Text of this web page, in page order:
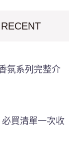
RECENT
氛系列完整介
買清單一次收